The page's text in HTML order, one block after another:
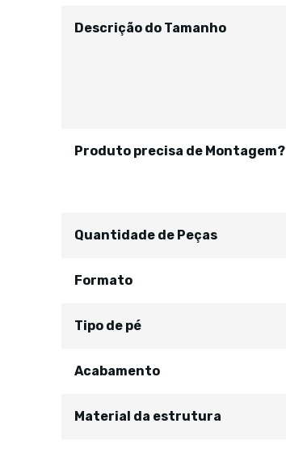
Descrição do Tamanho
Produto precisa de Montagem?
Quantidade de Peças
Formato
Tipo de pé
Acabamento
Material da estrutura